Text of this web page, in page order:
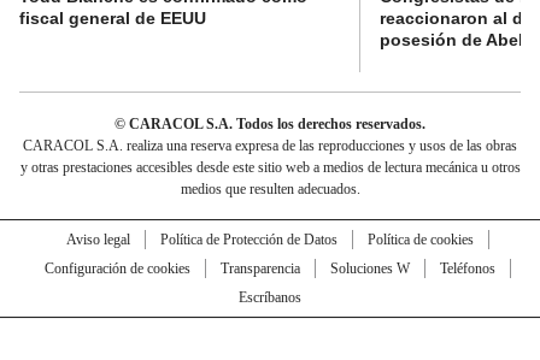
fiscal general de EEUU
reaccionaron al
posesión de
© CARACOL S.A. Todos los derechos reservados.
CARACOL S.A. realiza una reserva expresa de las reproducciones y usos de las obras
y otras prestaciones accesibles desde este sitio web a medios de lectura mecánica u otros
medios que resulten adecuados.
Aviso legal Política de Protección de Datos
Política de cookies
Configuración de cookies
Transparencia Soluciones W
Teléfonos
Escríbanos